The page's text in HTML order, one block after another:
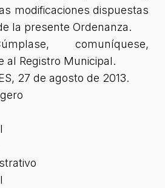
modificaciones dispuestas
la presente Ordenanza.
comuníquese,
al Registro Municipal.
27 de agosto de 2013.